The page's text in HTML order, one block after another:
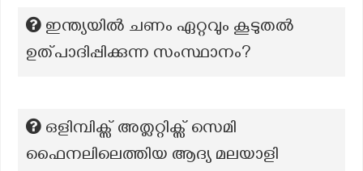
ഇന്ത്യയിൽ ചണം ഏറ്റവും കൂടുതൽ
ഉത്പാദിപ്പിക്കുന്ന സംസ്ഥാനം?
ഒളിമ്പിക്സ് അത്ലറ്റിക്സ് സെമി
ഫൈനലിലെത്തിയ ആദ്യ മലയാളി